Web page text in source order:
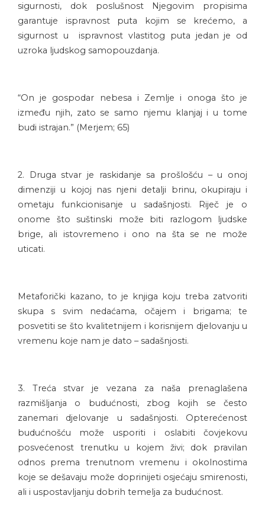
sigurnosti, dok poslušnost Njegovim propisima
garantuje ispravnost puta kojim se krećemo, a
sigurnost u ispravnost vlastitog puta jedan je od
uzroka ljudskog samopouzdanja.
“On je gospodar nebesa i Zemlje i onoga što je
između njih, zato se samo njemu klanjaj i u tome
budi istrajan.” (Merjem; 65)
2. Druga stvar je raskidanje sa prošlošću – u onoj
dimenziji u kojoj nas njeni detalji brinu, okupiraju i
ometaju funkcionisanje u sadašnjosti. Riječ je o
onome što suštinski može biti razlogom ljudske
brige, ali istovremeno i ono na šta se ne može
uticati.
Metaforički kazano, to je knjiga koju treba zatvoriti
skupa s svim nedaćama, očajem i brigama; te
posvetiti se što kvalitetnijem i korisnijem djelovanju u
vremenu koje nam je dato – sadašnjosti.
3. Treća stvar je vezana za naša prenaglašena
razmišljanja o budućnosti, zbog kojih se često
zanemari djelovanje u sadašnjosti. Opterećenost
budućnošću može usporiti i oslabiti čovjekovu
posvećenost trenutku u kojem živi; dok pravilan
odnos prema trenutnom vremenu i okolnostima
koje se dešavaju može doprinijeti osjećaju smirenosti,
ali i uspostavljanju dobrih temelja za budućnost.